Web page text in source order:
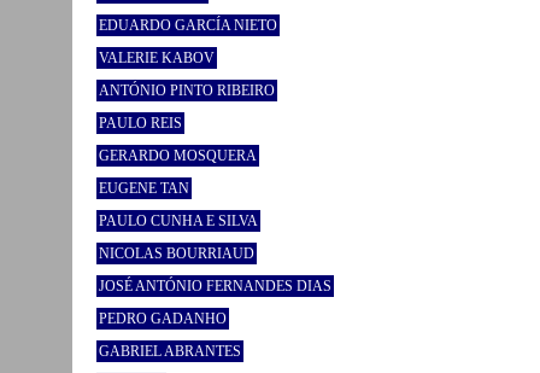
EDUARDO GARCÍA NIETO
VALERIE KABOV
ANTÓNIO PINTO RIBEIRO
PAULO REIS
GERARDO MOSQUERA
EUGENE TAN
PAULO CUNHA E SILVA
NICOLAS BOURRIAUD
JOSÉ ANTÓNIO FERNANDES DIAS
PEDRO GADANHO
GABRIEL ABRANTES